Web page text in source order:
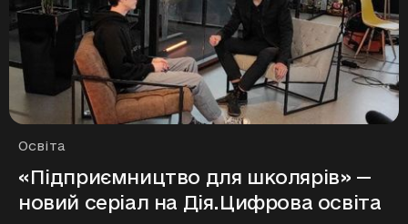
Рубрики
Освіта
«Підприємництво для школярів» —
новий серіал на Дія.Цифрова освіта